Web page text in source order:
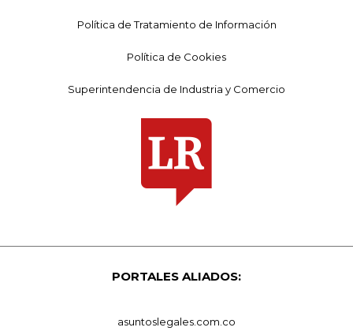
Política de Tratamiento de Información
Política de Cookies
Superintendencia de Industria y Comercio
PORTALES ALIADOS:
asuntoslegales.com.co